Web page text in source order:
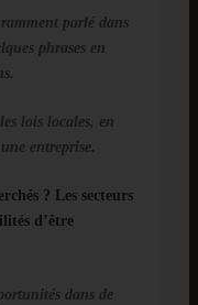
parlé dans
phrases en
lois locales, en
entreprise.
? Les secteurs
d’être
dans de